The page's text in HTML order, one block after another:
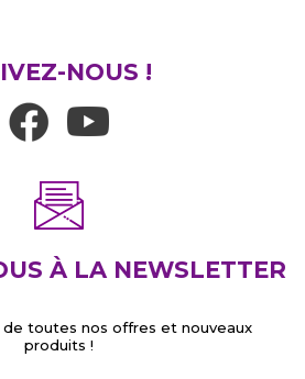
NOUS !
À LA NEWSLETTER
toutes nos offres et nouveaux
produits !